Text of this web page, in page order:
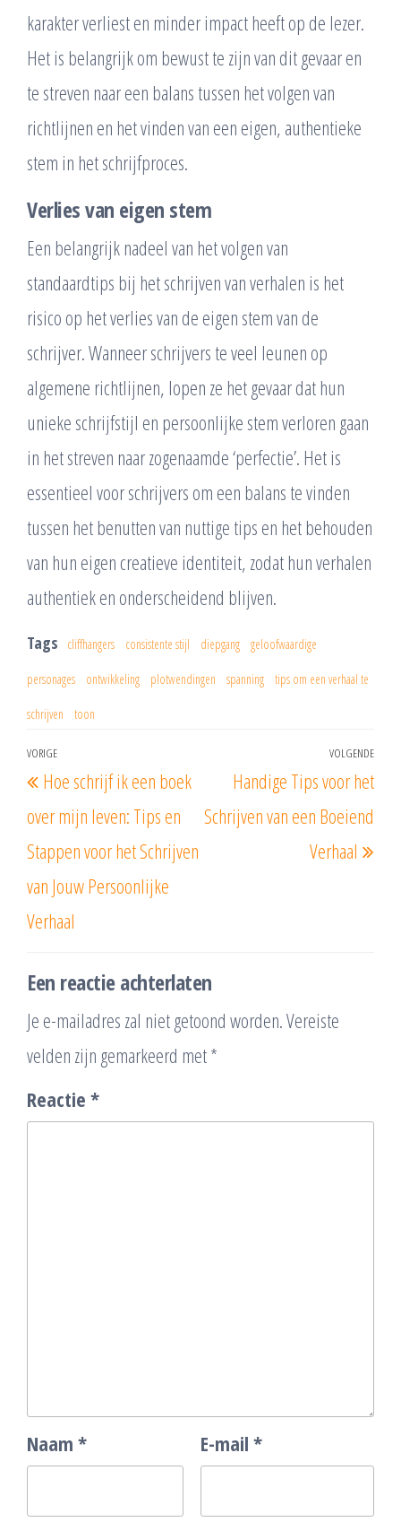
karakter verliest en minder impact heeft op de lezer.
Het is belangrijk om bewust te zijn van dit gevaar en
te streven naar een balans tussen het volgen van
richtlijnen en het vinden van een eigen, authentieke
stem in het schrijfproces.
Verlies van eigen stem
Een belangrijk nadeel van het volgen van
standaardtips bij het schrijven van verhalen is het
risico op het verlies van de eigen stem van de
schrijver. Wanneer schrijvers te veel leunen op
algemene richtlijnen, lopen ze het gevaar dat hun
unieke schrijfstijl en persoonlijke stem verloren gaan
in het streven naar zogenaamde ‘perfectie’. Het is
essentieel voor schrijvers om een balans te vinden
tussen het benutten van nuttige tips en het behouden
van hun eigen creatieve identiteit, zodat hun verhalen
authentiek en onderscheidend blijven.
Tags cliffhangers consistente stijl diepgang geloofwaardige
personages ontwikkeling plotwendingen spanning tips om een verhaal te
schrijven toon
Berichtnavigatie
Vorig
bericht
VORIGE
Hoe schrijf ik een boek
over mijn leven: Tips en
Stappen voor het Schrijven
van Jouw Persoonlijke
Verhaal
VOLGENDE
Handige Tips voor het
Schrijven van een Boeiend
Verhaal
Een reactie achterlaten
Je e-mailadres zal niet getoond worden.Vereiste
velden zijn gemarkeerd met*
Reactie *
Naam * E-mail *